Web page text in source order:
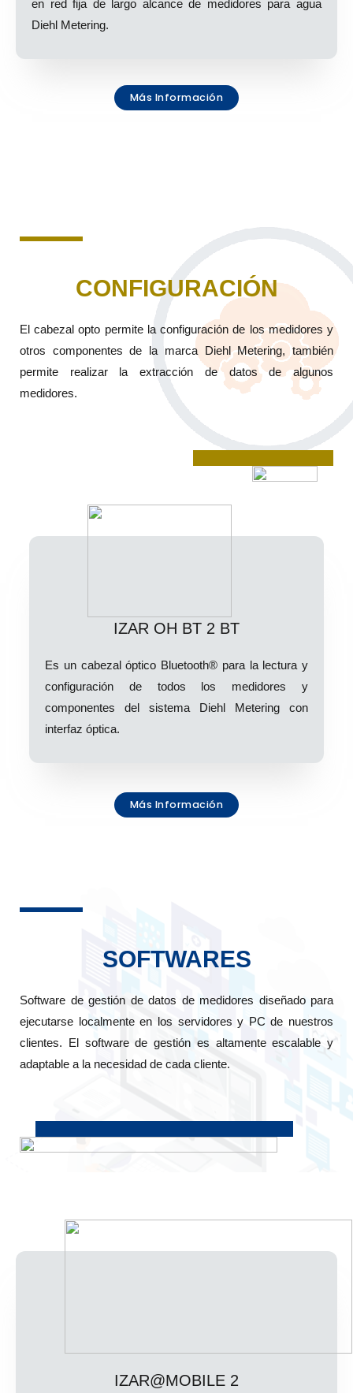
en red fija de largo alcance de medidores para agua
Diehl Metering.
Más Información
CONFIGURACIÓN
El cabezal opto permite la configuración de los medidores y
otros componentes de la marca Diehl Metering, también
permite realizar la extracción de datos de algunos
medidores.
IZAR OH BT 2 BT
Es un cabezal óptico Bluetooth® para la lectura y
configuración de todos los medidores y
componentes del sistema Diehl Metering con
interfaz óptica.
Más Información
SOFTWARES
Software de gestión de datos de medidores diseñado para
ejecutarse localmente en los servidores y PC de nuestros
clientes. El software de gestión es altamente escalable y
adaptable a la necesidad de cada cliente.
IZAR@MOBILE 2​